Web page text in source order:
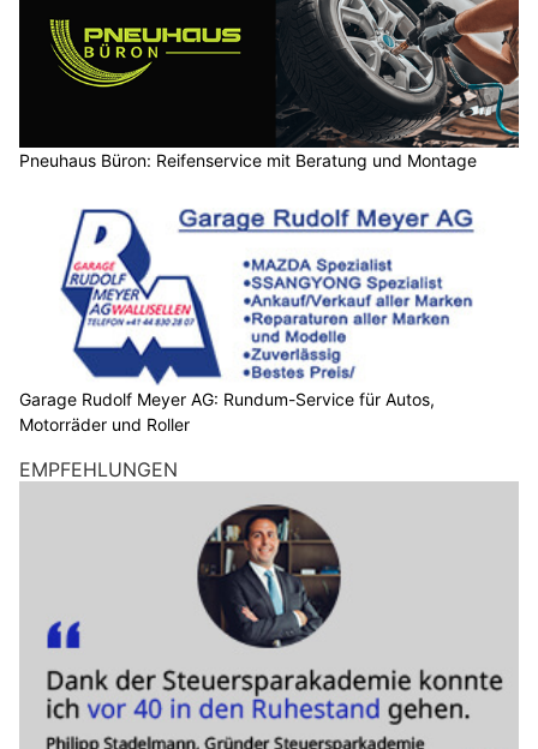
Pneuhaus Büron: Reifenservice mit Beratung und Montage
Garage Rudolf Meyer AG: Rundum-Service für Autos,
Motorräder und Roller
EMPFEHLUNGEN